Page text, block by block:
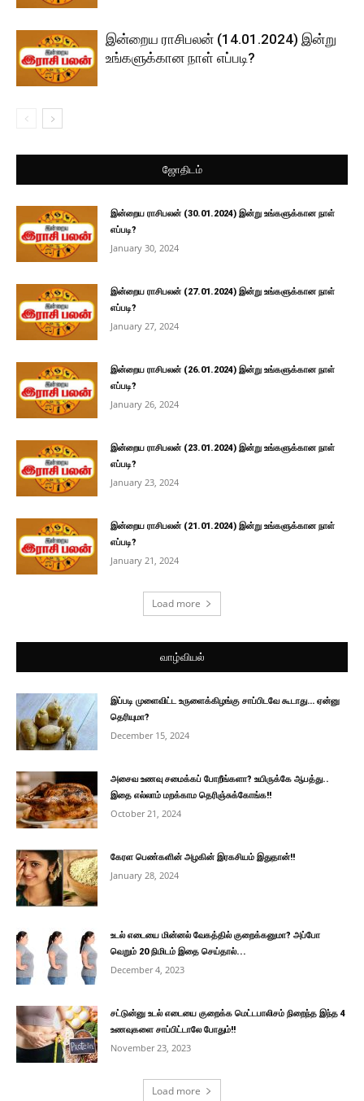
இன்றைய ராசிபலன் (14.01.2024) இன்று
உங்களுக்கான நாள் எப்படி?
ஜோதிடம்
இன்றைய ராசிபலன் (30.01.2024) இன்று உங்களுக்கான நாள்
எப்படி?
January 30, 2024
இன்றைய ராசிபலன் (27.01.2024) இன்று உங்களுக்கான நாள்
எப்படி?
January 27, 2024
இன்றைய ராசிபலன் (26.01.2024) இன்று உங்களுக்கான நாள்
எப்படி?
January 26, 2024
இன்றைய ராசிபலன் (23.01.2024) இன்று உங்களுக்கான நாள்
எப்படி?
January 23, 2024
இன்றைய ராசிபலன் (21.01.2024) இன்று உங்களுக்கான நாள்
எப்படி?
January 21, 2024
Load more
வாழ்வியல்
இப்படி முளைவிட்ட உருளைக்கிழங்கு சாப்பிடவே கூடாது… ஏன்னு
தெரியுமா?
December 15, 2024
அசைவ உணவு சமைக்கப் போறீங்களா? உயிருக்கே ஆபத்து..
இதை எல்லாம் மறக்காம தெரிஞ்சுக்கோங்க!!
October 21, 2024
கேரள பெண்களின் அழகின் இரகசியம் இதுதான்!!
January 28, 2024
உடல் எடையை மின்னல் வேகத்தில் குறைக்கனுமா? அப்போ
வெறும் 20 நிமிடம் இதை செய்தால்...
December 4, 2023
சட்டுன்னு உடல் எடையை குறைக்க மெட்டபாலிசம் நிறைந்த இந்த 4
உணவுகளை சாப்பிட்டாலே போதும்!!
November 23, 2023
Load more